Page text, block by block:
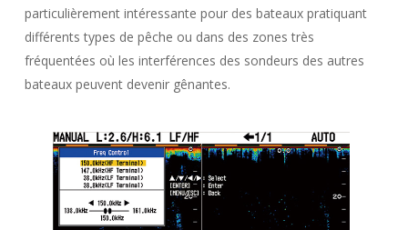
particulièrement intéressante pour des bateaux pratiquant
différents types de pêche ou dans des zones très
fréquentées où les interférences des sondeurs des autres
bateaux peuvent devenir gênantes.